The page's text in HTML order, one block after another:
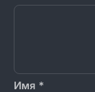
Имя *